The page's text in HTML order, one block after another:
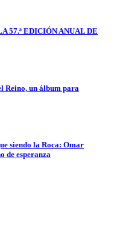
57.ª EDICIÓN ANUAL DE
Reino, un álbum para
siendo la Roca: Omar
de esperanza